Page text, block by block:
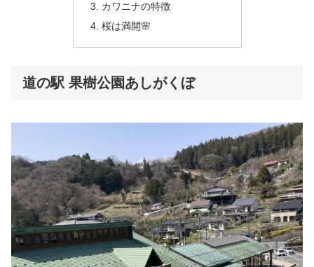
カワニナの特徴
桜は満開🌸
道の駅 果樹公園あしがくぼ